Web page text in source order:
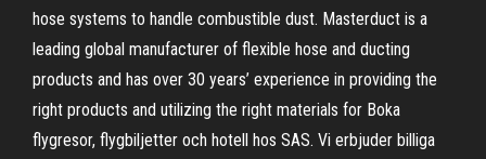
hose systems to handle combustible dust. Masterduct is a
leading global manufacturer of flexible hose and ducting
products and has over 30 years’ experience in providing the
right products and utilizing the right materials for Boka
flygresor, flygbiljetter och hotell hos SAS. Vi erbjuder billiga